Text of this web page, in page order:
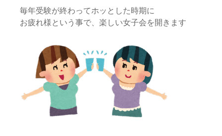
毎年受験が終わってホッとした時期に
お疲れ様という事で、楽しい女子会を開きます